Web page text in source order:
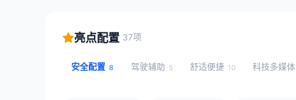
亮点配置 37项
安全配置 8 驾驶辅助 5 舒适便捷 10 科技多媒体